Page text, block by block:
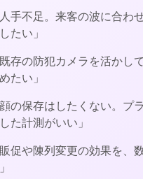
人手不足。来客の波に合わ
たい」
既存の防犯カメラを活かし
たい」
顔の保存はしたくない。プ
た計測がいい」
販促や陳列変更の効果を、